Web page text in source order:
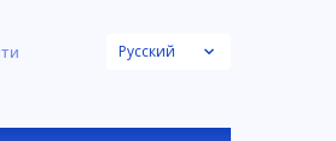
Русский